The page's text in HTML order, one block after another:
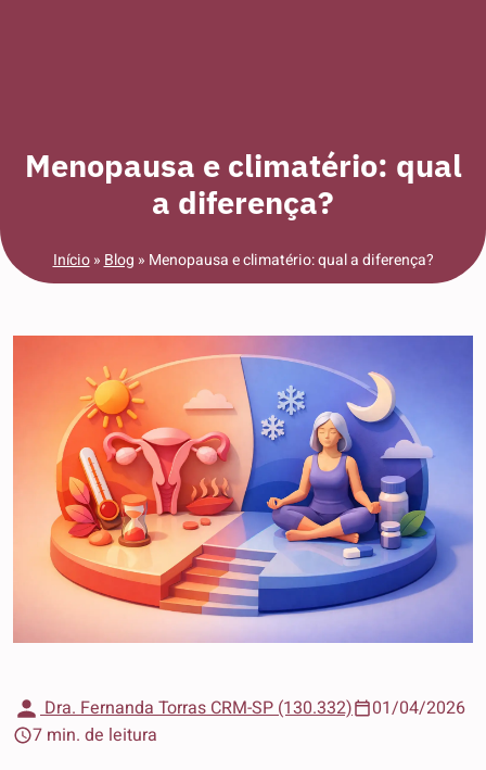
Menopausa e climatério: qual
a diferença?
Início» Blog » Menopausa e climatério: qual a diferença?
Dra. Fernanda Torras CRM-SP (130.332)
01/04/2026
7 min. de leitura